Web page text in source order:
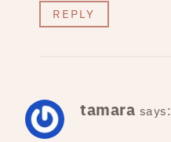
REPLY
tamara says: